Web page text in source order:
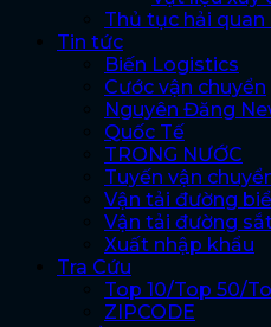
Thủ tục hải
Tin tức
Biến Logistics
Cước vận chuyển
Nguyên Đăng
Quốc Tế
TRONG NƯỚC
Tuyến vận
Vận tải đường
Vận tải đường
Xuất nhập khẩu
Tra Cứu
Top 10/Top 50/
ZIPCODE